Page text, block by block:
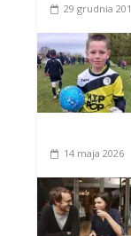
29 grudnia
14 maja 2026